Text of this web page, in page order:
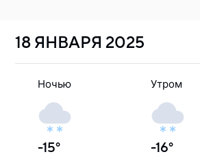
18 ЯНВАРЯ 2025
Ночью
-15°
Утром
-16°